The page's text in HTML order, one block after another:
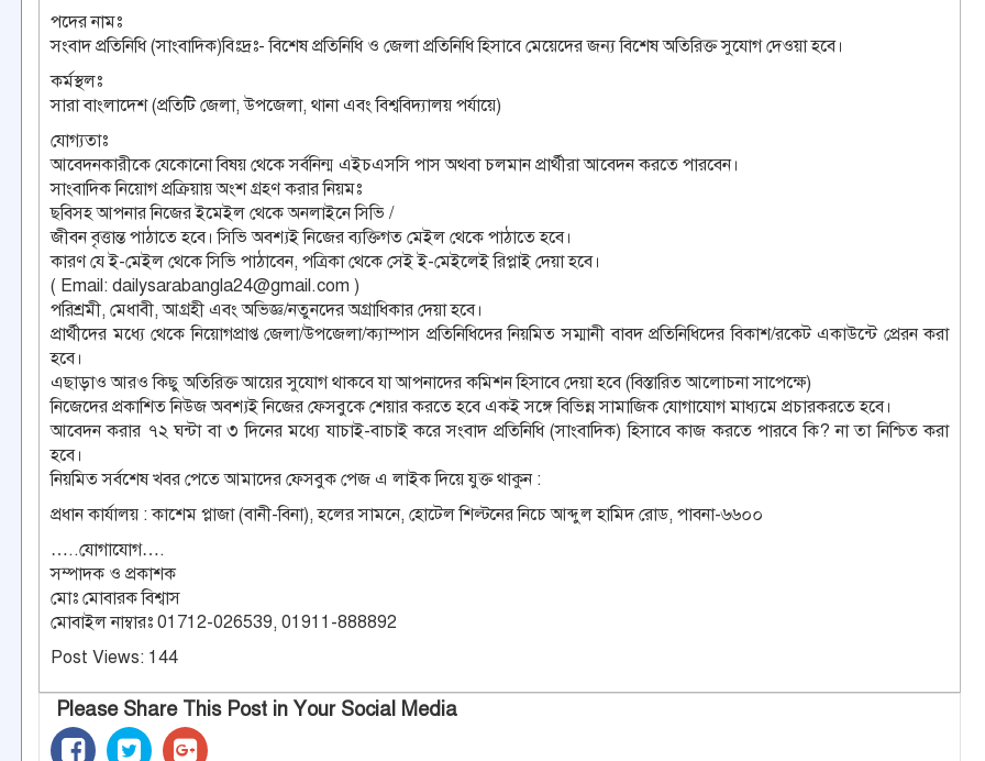
পদের নামঃ
সংবাদ প্রতিনিধি (সাংবাদিক)বিঃদ্রঃ- বিশেষ প্রতিনিধি ও জেলা প্রতিনিধি হিসাবে মেয়েদের জন্য বিশেষ অতিরিক্ত সুযোগ দেওয়া হবে।
কর্মস্থলঃ
সারা বাংলাদেশ (প্রতিটি জেলা, উপজেলা, থানা এবং বিশ্ববিদ্যালয় পর্যায়ে)
যোগ্যতাঃ
আবেদনকারীকে যেকোনো বিষয় থেকে সর্বনিন্ম এইচএসসি পাস অথবা চলমান প্রার্থীরা আবেদন করতে পারবেন।
সাংবাদিক নিয়োগ প্রক্রিয়ায় অংশ গ্রহণ করার নিয়মঃ
ছবিসহ আপনার নিজের ইমেইল থেকে অনলাইনে সিভি /
জীবন বৃত্তান্ত পাঠাতে হবে। সিভি অবশ্যই নিজের ব্যক্তিগত মেইল থেকে পাঠাতে হবে।
কারণ যে ই-মেইল থেকে সিভি পাঠাবেন, পত্রিকা থেকে সেই ই-মেইলেই রিপ্লাই দেয়া হবে।
( Email: dailysarabangla24@gmail.com )
পরিশ্রমী, মেধাবী, আগ্রহী এবং অভিজ্ঞ/নতুনদের অগ্রাধিকার দেয়া হবে।
প্রার্থীদের মধ্যে থেকে নিয়োগপ্রাপ্ত জেলা/উপজেলা/ক্যাম্পাস প্রতিনিধিদের নিয়মিত সম্মানী বাবদ প্রতিনিধিদের বিকাশ/রকেট একাউন্টে প্রেরন করা
হবে।
এছাড়াও আরও কিছু অতিরিক্ত আয়ের সুযোগ থাকবে যা আপনাদের কমিশন হিসাবে দেয়া হবে (বিস্তারিত আলোচনা সাপেক্ষে)
নিজেদের প্রকাশিত নিউজ অবশ্যই নিজের ফেসবুকে শেয়ার করতে হবে একই সঙ্গে বিভিন্ন সামাজিক যোগাযোগ মাধ্যমে প্রচারকরতে হবে।
আবেদন করার ৭২ ঘন্টা বা ৩ দিনের মধ্যে যাচাই-বাচাই করে সংবাদ প্রতিনিধি (সাংবাদিক) হিসাবে কাজ করতে পারবে কি? না তা নিশ্চিত করা
হবে।
নিয়মিত সর্বশেষ খবর পেতে আমাদের ফেসবুক পেজ এ লাইক দিয়ে যুক্ত থাকুন :
প্রধান কার্যালয় : কাশেম প্লাজা (বানী-বিনা), হলের সামনে, হোটেল শিল্টনের নিচে আব্দুল হামিদ রোড, পাবনা-৬৬০০
…..যোগাযোগ….
সম্পাদক ও প্রকাশক
মোঃ মোবারক বিশ্বাস
মোবাইল নাম্বারঃ 01712-026539, 01911-888892
Post Views: 144
Please Share This Post in Your Social Media